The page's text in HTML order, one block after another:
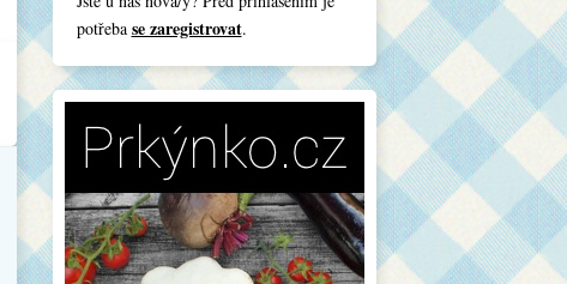
potřeba se zaregistrovat.